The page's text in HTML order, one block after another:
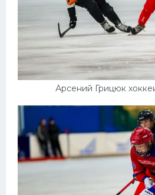
Арсений Грицюк